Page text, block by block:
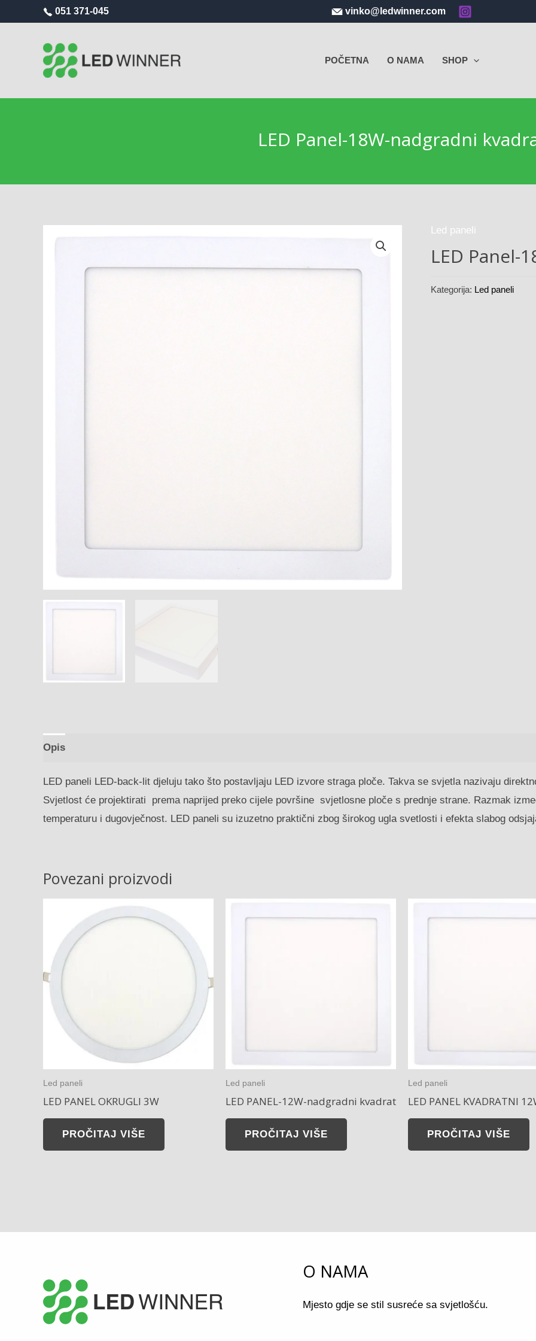
051 371-045 vinko@ledwinner.com
POČETNA O NAMA SHOP
LED Panel-18W-nadgradni
Led paneli
LED Panel-
Kategorija: Led paneli
Opis
LED paneli LED-back-lit djeluju tako što postavljaju LED izvore straga ploče. Takva se svjetla nazivaju
Svjetlost će projektirati prema naprijed preko cijele površine svjetlosne ploče s prednje strane. Razmak
temperaturu i dugovječnost. LED paneli su izuzetno praktični zbog širokog ugla svetlosti i efekta slabog
Povezani proizvodi
Led paneli
LED PANEL OKRUGLI 3W
PROČITAJ VIŠE
Led paneli
LED PANEL-12W-nadgradni kvadrat
PROČITAJ VIŠE
Led paneli
LED PANEL KVADRATNI
PROČITAJ VIŠE
O NAMA
Mjesto gdje se stil susreće sa svjetlošću.